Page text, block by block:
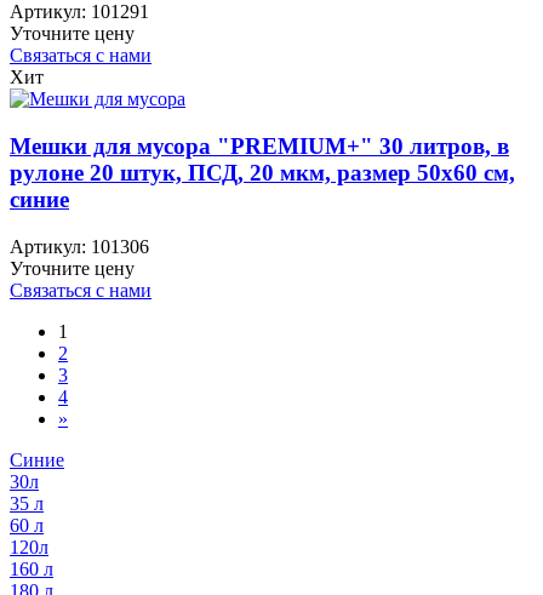
Артикул: 101291
Уточните цену
Связаться с нами
Хит
Мешки для мусора "PREMIUM+" 30 литров, в
рулоне 20 штук, ПСД, 20 мкм, размер 50х60 см,
синие
Артикул: 101306
Уточните цену
Связаться с нами
1
2
3
4
»
Синие
30л
35 л
60 л
120л
160 л
180 л